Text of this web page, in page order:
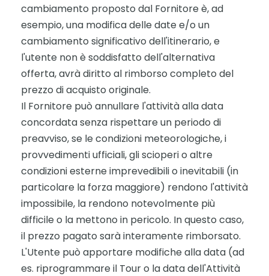
cambiamento proposto dal Fornitore è, ad
esempio, una modifica delle date e/o un
cambiamento significativo dell'itinerario, e
l'utente non è soddisfatto dell'alternativa
offerta, avrà diritto al rimborso completo del
prezzo di acquisto originale.
Il Fornitore può annullare l'attività alla data
concordata senza rispettare un periodo di
preavviso, se le condizioni meteorologiche, i
provvedimenti ufficiali, gli scioperi o altre
condizioni esterne imprevedibili o inevitabili (in
particolare la forza maggiore) rendono l'attività
impossibile, la rendono notevolmente più
difficile o la mettono in pericolo. In questo caso,
il prezzo pagato sarà interamente rimborsato.
L'Utente può apportare modifiche alla data (ad
es. riprogrammare il Tour o la data dell'Attività